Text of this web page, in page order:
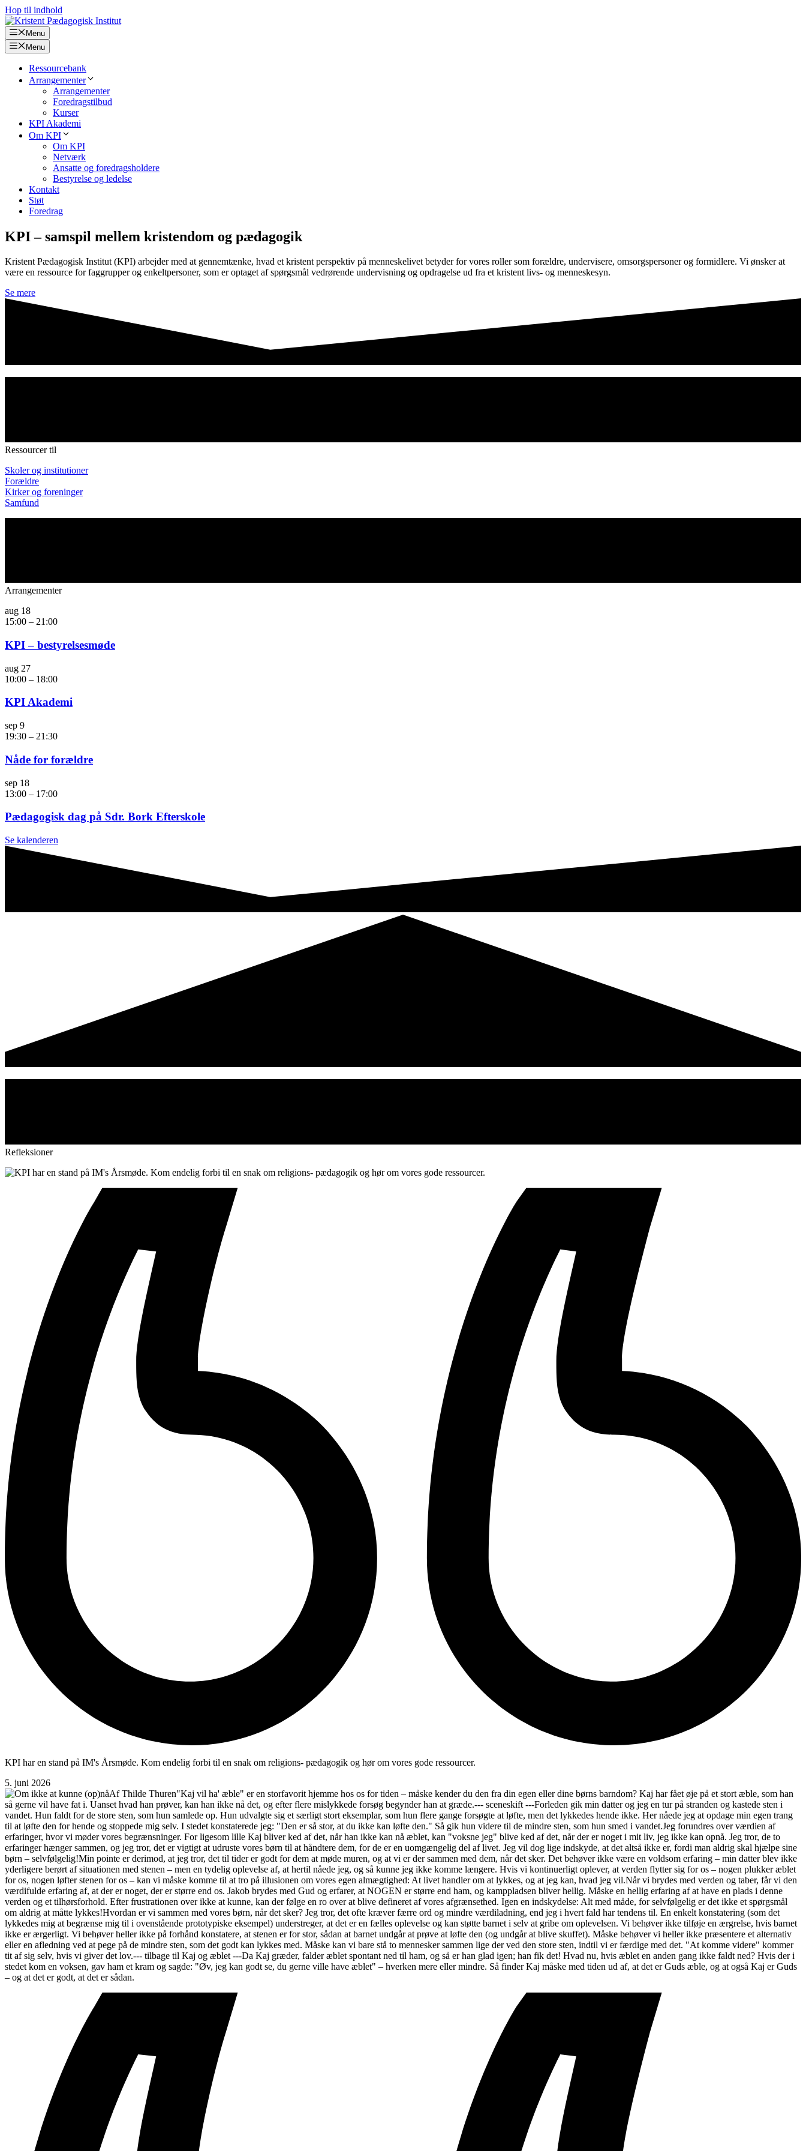
Hop til indhold
Menu
Menu
Ressourcebank
Arrangementer
Arrangementer
Foredragstilbud
Kurser
KPI Akademi
Om KPI
Om KPI
Netværk
Ansatte og foredragsholdere
Bestyrelse og ledelse
Kontakt
Støt
Foredrag
KPI – samspil mellem kristendom og pædagogik
Kristent Pædagogisk Institut (KPI) arbejder med at gennemtænke, hvad et kristent perspektiv på menneskelivet betyder for vores roller som forældre, undervisere, omsorgspersoner og formidlere. Vi ønsker at
være en ressource for faggrupper og enkeltpersoner, som er optaget af spørgsmål vedrørende undervisning og opdragelse ud fra et kristent livs- og menneskesyn.
Se mere
Ressourcer til
Skoler og institutioner
Forældre
Kirker og foreninger
Samfund
Arrangementer
aug 18
15:00 – 21:00
KPI – bestyrelsesmøde
aug 27
10:00 – 18:00
KPI Akademi
sep 9
19:30 – 21:30
Nåde for forældre
sep 18
13:00 – 17:00
Pædagogisk dag på Sdr. Bork Efterskole
Se kalenderen
Refleksioner
KPI har en stand på IM's Årsmøde. Kom endelig forbi til en snak om religions- pædagogik og hør om vores gode ressourcer.
5. juni 2026